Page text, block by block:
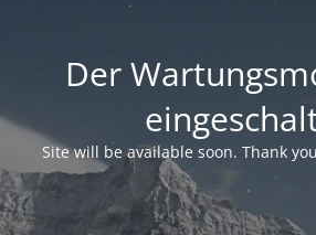
Der
Site will be available soon. Thank